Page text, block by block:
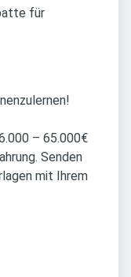
für
– 65.000€
Senden
mit Ihrem